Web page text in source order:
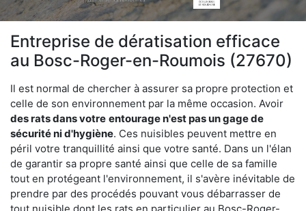
Entreprise de dératisation efficace
au Bosc-Roger-en-Roumois (27670)
Il est normal de chercher à assurer sa propre protection et
celle de son environnement par la même occasion. Avoir
des rats dans votre entourage n'est pas un gage de
sécurité ni d'hygiène. Ces nuisibles peuvent mettre en
péril votre tranquillité ainsi que votre santé. Dans un l'élan
de garantir sa propre santé ainsi que celle de sa famille
tout en protégeant l'environnement, il s'avère inévitable de
prendre par des procédés pouvant vous débarrasser de